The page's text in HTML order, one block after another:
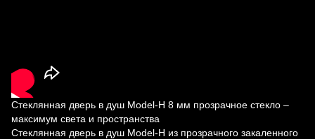
Стеклянная дверь в душ Model-H 8 мм прозрачное стекло –
максимум света и пространства
Стеклянная дверь в душ Model-H из прозрачного закаленного